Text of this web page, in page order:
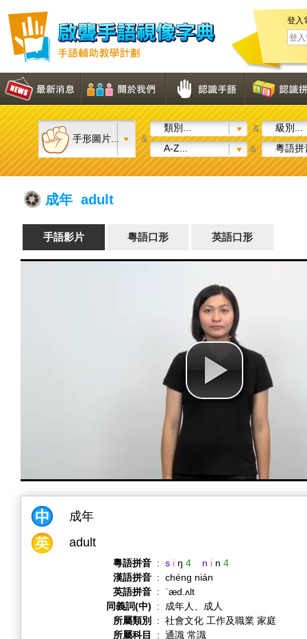
登入
手形圖片... &
類別... &
級別...
A-Z...
& 粵語拼
成年 adult
手語影片 粵語口形 英語口形
成年
adult
粵語拼音 : s i ŋ 4 n i n 4
漢語拼音 : chéng nián
英語拼音 :
ˈæd.ʌlt
同義詞(中)
:
成年人、成人
所屬類別
: 社會文化 工作及職業 家庭
所屬科目
: 通識 常識